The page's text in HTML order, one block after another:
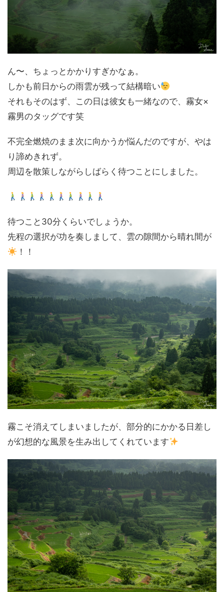
ん〜、ちょっとかかりすぎかなぁ。
しかも前日からの雨雲が残って結構暗い
それもそのはず、この日は彼女も一緒なので、霧女×
霧男のタッグです笑
不完全燃焼のまま次に向かうか悩んだのですが、やは
り諦めきれず。
周辺を散策しながらしばらく待つことにしました。
待つこと30分くらいでしょうか。
先程の選択が功を奏しまして、雲の隙間から晴れ間が
！！
霧こそ消えてしまいましたが、部分的にかかる日差し
が幻想的な風景を生み出してくれています